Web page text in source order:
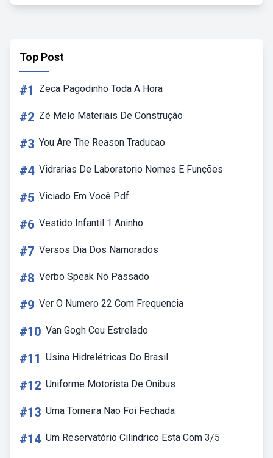
Top Post
#1 Zeca Pagodinho Toda A Hora
#2 Zé Melo Materiais De Construção
#3 You Are The Reason Traducao
#4 Vidrarias De Laboratorio Nomes E Funções
#5 Viciado Em Você Pdf
#6 Vestido Infantil 1 Aninho
#7 Versos Dia Dos Namorados
#8 Verbo Speak No Passado
#9 Ver O Numero 22 Com Frequencia
#10 Van Gogh Ceu Estrelado
#11 Usina Hidrelétricas Do Brasil
#12 Uniforme Motorista De Onibus
#13 Uma Torneira Nao Foi Fechada
#14 Um Reservatório Cilindrico Esta Com 3/5